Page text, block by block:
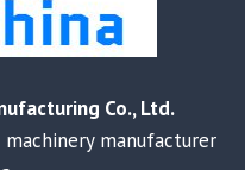
Co., Ltd.
manufacturer